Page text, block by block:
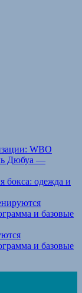
WBO
Дюбуа —
бокса: одежда и
и базовые
и базовые